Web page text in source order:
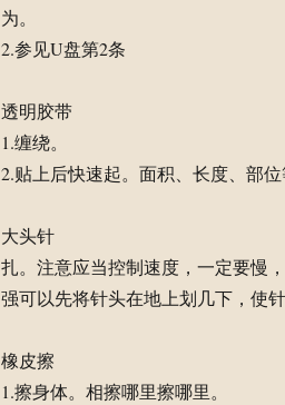
为。
2.参见U盘第2条
透明胶带
1.缠绕。
2.贴上后快速起。面积、长度、部位
大头针
扎。注意应当控制速度，一定要慢
强可以先将针头在地上划几下，使针
橡皮擦
1.擦身体。相擦哪里擦哪里。